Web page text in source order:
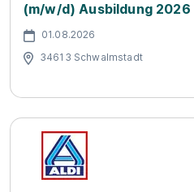
(m/w/d) Ausbildung 2026
01.08.2026
34613 Schwalmstadt